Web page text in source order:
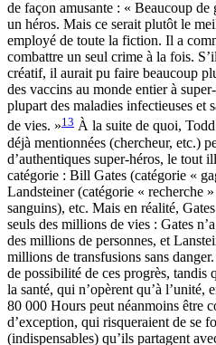
de façon amusante : « Beaucoup
un héros. Mais ce serait plutôt le
employé de toute la fiction. Il a
combattre un seul crime à la fois.
créatif, il aurait pu faire beaucoup
des vaccins au monde entier à
plupart des maladies infectieuses et
de vies. »13 À la suite de quoi,
déjà mentionnées (chercheur, etc.)
d’authentiques super-héros, le tout
catégorie : Bill Gates (catégorie «
Landsteiner (catégorie « recherche
sanguins), etc. Mais en réalité,
seuls des millions de vies : Gates
des millions de personnes, et
millions de transfusions sans
de possibilité de ces progrès, tandis
la santé, qui n’opèrent qu’à l’unité,
80 000 Hours peut néanmoins être
d’exception, qui risqueraient de se
(indispensables) qu’ils partagent